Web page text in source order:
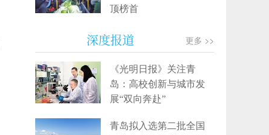
顶榜首
深度报道 更多 >>
《光明日报》关注青
岛：高校创新与城市发
展“双向奔赴”
青岛拟入选第二批全国